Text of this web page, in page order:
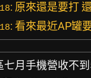
: 原來還是要打
: 看來最近AP罐
七月手機營收不